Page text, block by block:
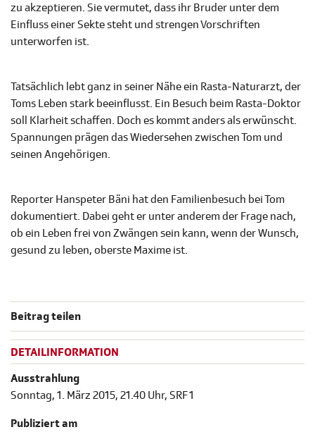
zu akzeptieren. Sie vermutet, dass ihr Bruder unter dem
Einfluss einer Sekte steht und strengen Vorschriften
unterworfen ist.
Tatsächlich lebt ganz in seiner Nähe ein Rasta-Naturarzt, der
Toms Leben stark beeinflusst. Ein Besuch beim Rasta-Doktor
soll Klarheit schaffen. Doch es kommt anders als erwünscht.
Spannungen prägen das Wiedersehen zwischen Tom und
seinen Angehörigen.
Reporter Hanspeter Bäni hat den Familienbesuch bei Tom
dokumentiert. Dabei geht er unter anderem der Frage nach,
ob ein Leben frei von Zwängen sein kann, wenn der Wunsch,
gesund zu leben, oberste Maxime ist.
Beitrag teilen
DETAILINFORMATION
Ausstrahlung
Sonntag, 1. März 2015, 21.40 Uhr, SRF 1
Publiziert am